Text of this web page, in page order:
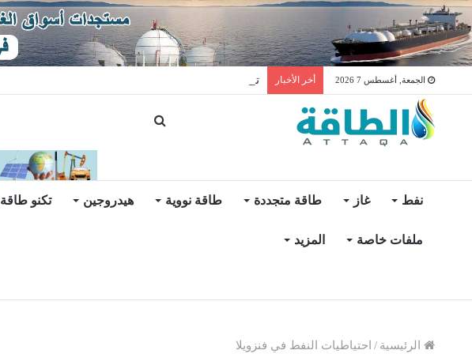
الجمعة, أغسطس 7 2026 أخر الأخبار توليد الكهرباء بالغاز في الإمارات يرتفع للعام الثاني
نفط غاز طاقة متجددة طاقة نووية هيدروجين تكنو طاقة
ملفات خاصة المزيد
الرئيسية / احتياطيات النفط في فنزويلا